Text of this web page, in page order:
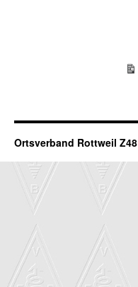
Ortsverband Rottweil Z48